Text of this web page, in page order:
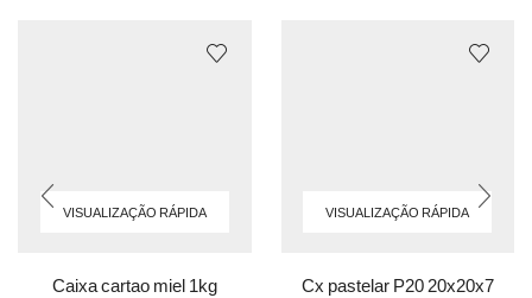
VISUALIZAÇÃO RÁPIDA
Caixa cartao miel 1kg
VISUALIZAÇÃO RÁPIDA
Cx pastelar P20 20x20x7